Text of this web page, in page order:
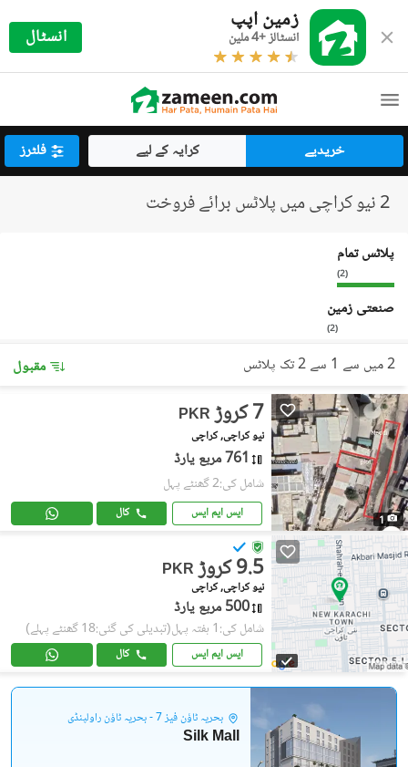
زمین اپپ
انسٹالز +4 ملین انسٹال
خریدیے کرایہ کے لیے فلٹرز
2 نیو کراچی میں پلاٹس برائے فروخت
پلاٹس تمام
(
2
)
صنعتی زمین
(
2
)
2 میں سے 1 سے 2 تک پلاٹس مقبول
1
PKR 7 کروڑ
نیو کراچی, کراچی
761 مربع یارڈ
شامل کی:2 گھنٹے پہل
ایس ایم ایس کال
PKR 9.5 کروڑ
نیو کراچی, کراچی
500 مربع یارڈ
شامل کی:1 ہفتہ پہل (تبدیلی کی گئی:18 گھنٹے پہلے)
ایس ایم ایس کال
بحریہ ٹاؤن فیز 7 - بحریہ ٹاؤن راولپنڈی
Silk Mall